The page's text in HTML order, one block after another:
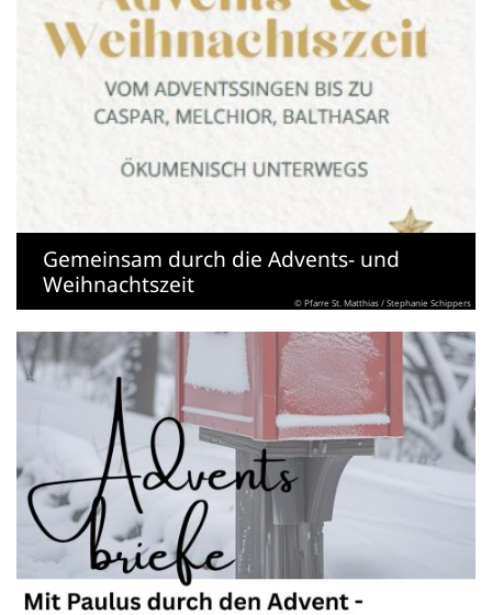
Gemeinsam durch die Advents- und
Weihnachtszeit
© Pfarre St. Matthias / Stephanie Schippers